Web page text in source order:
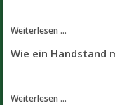
Weiterlesen ...
Wie ein Handstand
Weiterlesen ...